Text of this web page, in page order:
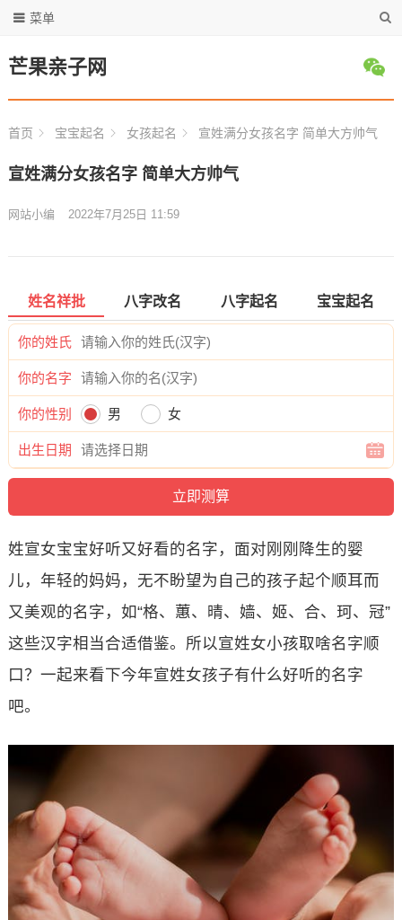
芒果亲子网
菜单
首页 宝宝起名 女孩起名 宣姓满分女孩名字 简单大方帅气
宣姓满分女孩名字 简单大方帅气
网站小编 2022年7月25日 11:59
姓名祥批 八字改名 八字起名 宝宝起名
你的姓氏
你的名字
你的性别 男 女
出生日期
姓宣女宝宝好听又好看的名字，面对刚刚降生的婴
儿，年轻的妈妈，无不盼望为自己的孩子起个顺耳而
又美观的名字，如“格、蕙、晴、嫱、姬、合、珂、冠”
这些汉字相当合适借鉴。所以宣姓女小孩取啥名字顺
口？一起来看下今年宣姓女孩子有什么好听的名字
吧。